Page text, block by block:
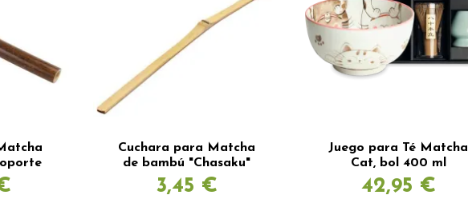
Cuchara para Matcha
de bambú "Chasaku"
3,45 €
Juego para Té Matcha
Cat, bol 400 ml
42,95 €